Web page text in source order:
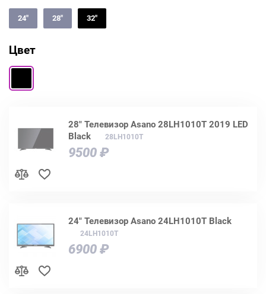
24" 28" 32"
Цвет
28" Телевизор Asano 28LH1010T 2019 LED
Black
28LH1010T
9500 ₽
24" Телевизор Asano 24LH1010T Black
24LH1010T
6900 ₽